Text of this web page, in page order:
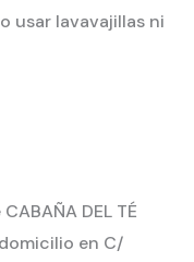
usar lavavajillas ni
DEL TÉ
en C/